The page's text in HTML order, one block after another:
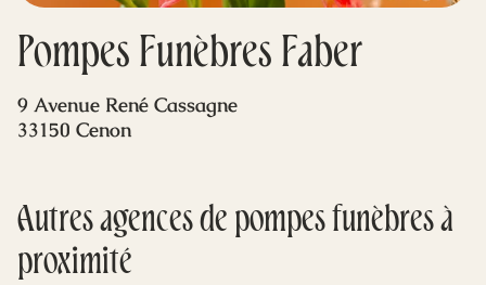
Pompes Funèbres Faber
9 Avenue René Cassagne
33150 Cenon
Autres agences de pompes funèbres à
proximité